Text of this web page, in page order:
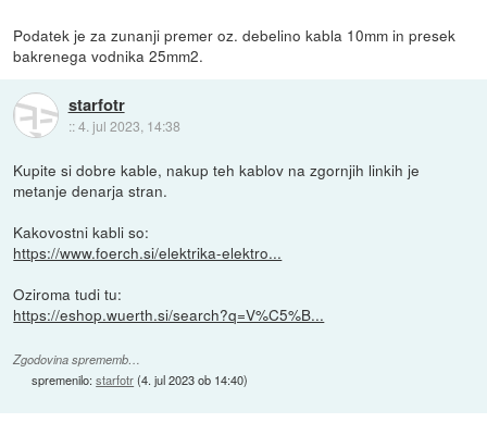
Podatek je za zunanji premer oz. debelino kabla 10mm in presek
bakrenega vodnika 25mm2.
starfotr
::4. jul 2023, 14:38
Kupite si dobre kable, nakup teh kablov na zgornjih linkih je
metanje denarja stran.
Kakovostni kabli so:
https://www.foerch.si/elektrika-elektro...
Oziroma tudi tu:
https://eshop.wuerth.si/search?q=V%C5%B...
Zgodovina sprememb…
spremenilo:starfotr(4. jul 2023 ob 14:40)